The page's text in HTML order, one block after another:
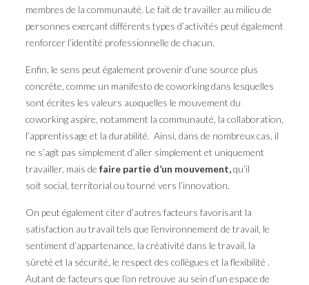
membres de la communauté. Le fait de travailler au milieu de
personnes exerçant différents types d’activités peut également
renforcer l’identité professionnelle de chacun.
Enfin, le sens peut également provenir d’une source plus
concrète, comme un manifesto de coworking dans lesquelles
sont écrites les valeurs auxquelles le mouvement du
coworking aspire, notamment la communauté, la collaboration,
l’apprentissage et la durabilité. Ainsi, dans de nombreux cas, il
ne s’agit pas simplement d’aller simplement et uniquement
travailler, mais de faire partie d’un mouvement,qu’il
soit social, territorial ou tourné vers l’innovation.
On peut également citer d’autres facteurs favorisant la
satisfaction au travail tels que l’environnement de travail, le
sentiment d’appartenance, la créativité dans le travail, la
sûreté et la sécurité, le respect des collègues et la flexibilité .
Autant de facteurs que l’on retrouve au sein d’un espace de